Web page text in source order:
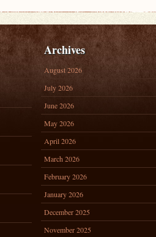
Archives
August 2026
July 2026
June 2026
May 2026
April 2026
March 2026
February 2026
January 2026
December 2025
November 2025